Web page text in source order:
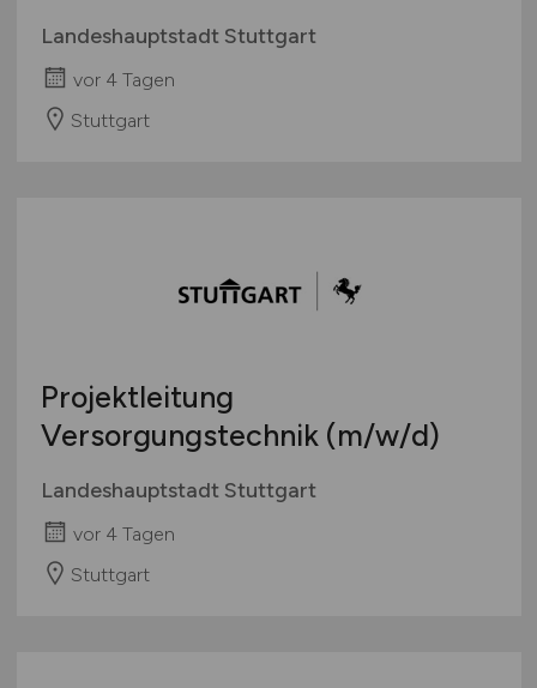
Landeshauptstadt Stuttgart
vor 4 Tagen
Stuttgart
Projektleitung
Versorgungstechnik (m/w/d)
Landeshauptstadt Stuttgart
vor 4 Tagen
Stuttgart